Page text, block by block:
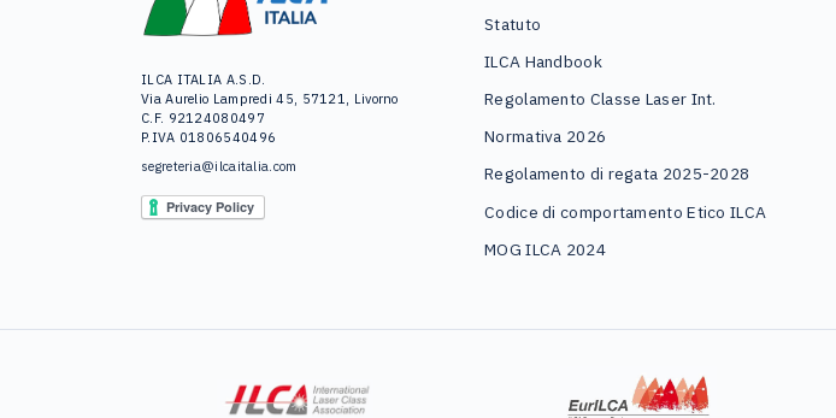
ILCA ITALIA A.S.D.
Via Aurelio Lampredi 45, 57121, Livorno
C.F. 92124080497
P.IVA 01806540496
segreteria@ilcaitalia.com
Statuto
ILCA Handbook
Regolamento Classe Laser Int.
Normativa 2026
Regolamento di regata 2025-2028
Codice di comportamento Etico ILCA
MOG ILCA 2024